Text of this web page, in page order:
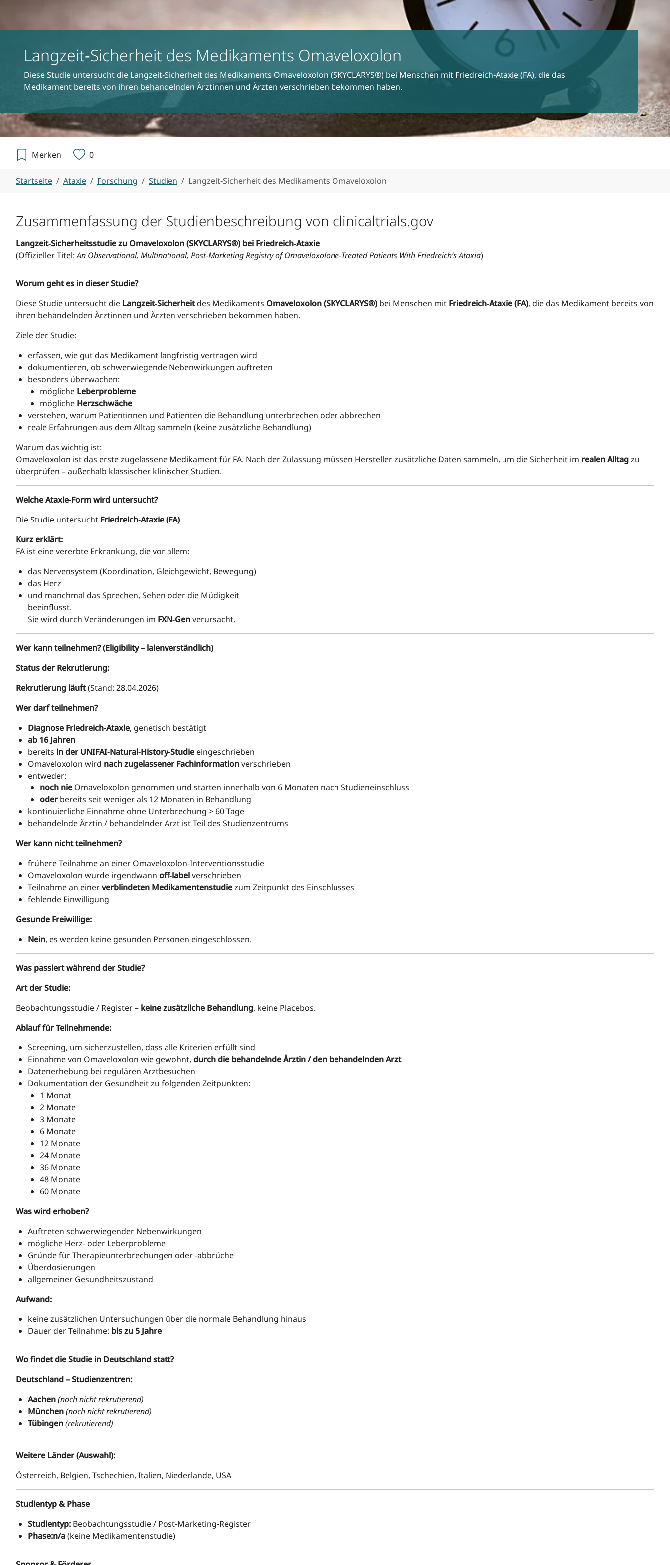
Langzeit‑Sicherheit des Medikaments Omaveloxolon
Diese Studie untersucht die Langzeit‑Sicherheit des Medikaments Omaveloxolon (SKYCLARYS®) bei Menschen mit Friedreich‑Ataxie (FA), die das
Medikament bereits von ihren behandelnden Ärztinnen und Ärzten verschrieben bekommen haben.
Merken
0
Startseite Ataxie Forschung Studien Langzeit‑Sicherheit des Medikaments Omaveloxolon
Zusammenfassung der Studienbeschreibung von clinicaltrials.gov
Langzeit‑Sicherheitsstudie zu Omaveloxolon (SKYCLARYS®) bei Friedreich‑Ataxie
(Offizieller Titel:An Observational, Multinational, Post‑Marketing Registry of Omaveloxolone‑Treated Patients With Friedreich’s Ataxia)
Worum geht es in dieser Studie?
Diese Studie untersucht die Langzeit‑Sicherheitdes Medikaments Omaveloxolon (SKYCLARYS®) bei Menschen mit Friedreich‑Ataxie (FA), die das Medikament bereits von
ihren behandelnden Ärztinnen und Ärzten verschrieben bekommen haben.
Ziele der Studie:
erfassen, wie gut das Medikament langfristig vertragen wird
dokumentieren, ob schwerwiegende Nebenwirkungen auftreten
besonders überwachen:
mögliche Leberprobleme
mögliche Herzschwäche
verstehen, warum Patientinnen und Patienten die Behandlung unterbrechen oder abbrechen
reale Erfahrungen aus dem Alltag sammeln (keine zusätzliche Behandlung)
Warum das wichtig ist:
Omaveloxolon ist das erste zugelassene Medikament für FA. Nach der Zulassung müssen Hersteller zusätzliche Daten sammeln, um die Sicherheit im realen Alltagzu
überprüfen – außerhalb klassischer klinischer Studien.
Welche Ataxie‑Form wird untersucht?
Die Studie untersucht Friedreich‑Ataxie (FA).
Kurz erklärt:
FA ist eine vererbte Erkrankung, die vor allem:
das Nervensystem (Koordination, Gleichgewicht, Bewegung)
das Herz
und manchmal das Sprechen, Sehen oder die Müdigkeit
beeinflusst.
Sie wird durch Veränderungen im FXN‑Genverursacht.
Wer kann teilnehmen? (Eligibility – laienverständlich)
Status der Rekrutierung:
Rekrutierung läuft(Stand: 28.04.2026)
Wer darf teilnehmen?
Diagnose Friedreich‑Ataxie, genetisch bestätigt
ab 16 Jahren
bereits in der UNIFAI‑Natural‑History‑Studie eingeschrieben
Omaveloxolon wird nach zugelassener Fachinformationverschrieben
entweder:
noch nie Omaveloxolon genommen und starten innerhalb von 6 Monaten nach Studieneinschluss
oderbereits seit weniger als 12 Monaten in Behandlung
kontinuierliche Einnahme ohne Unterbrechung > 60 Tage
behandelnde Ärztin / behandelnder Arzt ist Teil des Studienzentrums
Wer kann nicht teilnehmen?
frühere Teilnahme an einer Omaveloxolon‑Interventionsstudie
Omaveloxolon wurde irgendwann off‑labelverschrieben
Teilnahme an einerverblindeten Medikamentenstudiezum Zeitpunkt des Einschlusses
fehlende Einwilligung
Gesunde Freiwillige:
Nein, es werden keine gesunden Personen eingeschlossen.
Was passiert während der Studie?
Art der Studie:
Beobachtungsstudie / Register – keine zusätzliche Behandlung, keine Placebos.
Ablauf für Teilnehmende:
Screening, um sicherzustellen, dass alle Kriterien erfüllt sind
Einnahme von Omaveloxolon wie gewohnt, durch die behandelnde Ärztin / den behandelnden Arzt
Datenerhebung bei regulären Arztbesuchen
Dokumentation der Gesundheit zu folgenden Zeitpunkten:
1 Monat
2 Monate
3 Monate
6 Monate
12 Monate
24 Monate
36 Monate
48 Monate
60 Monate
Was wird erhoben?
Auftreten schwerwiegender Nebenwirkungen
mögliche Herz‑ oder Leberprobleme
Gründe für Therapieunterbrechungen oder ‑abbrüche
Überdosierungen
allgemeiner Gesundheitszustand
Aufwand:
keine zusätzlichen Untersuchungen über die normale Behandlung hinaus
Dauer der Teilnahme: bis zu 5 Jahre
Wo findet die Studie in Deutschland statt?
Deutschland – Studienzentren:
Aachen(noch nicht rekrutierend)
München(noch nicht rekrutierend)
Tübingen(rekrutierend)
Weitere Länder (Auswahl):
Österreich, Belgien, Tschechien, Italien, Niederlande, USA
Studientyp & Phase
Studientyp: Beobachtungsstudie / Post‑Marketing‑Register
Phase:n/a(keine Medikamentenstudie)